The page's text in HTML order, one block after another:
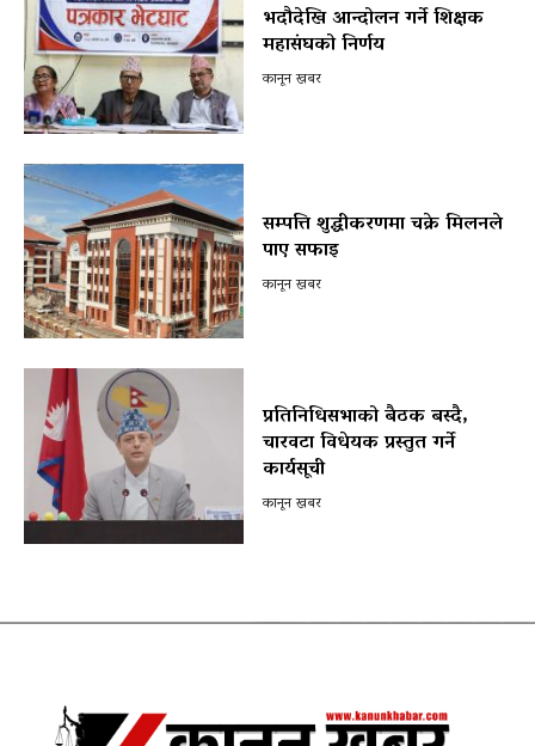
भदौदेखि आन्दोलन गर्ने शिक्षक
महासंघको निर्णय
कानून खबर
सम्पत्ति शुद्धीकरणमा चक्रे मिलनले
पाए सफाइ
कानून खबर
प्रतिनिधिसभाको बैठक बस्दै,
चारवटा विधेयक प्रस्तुत गर्ने
कार्यसूची
कानून खबर